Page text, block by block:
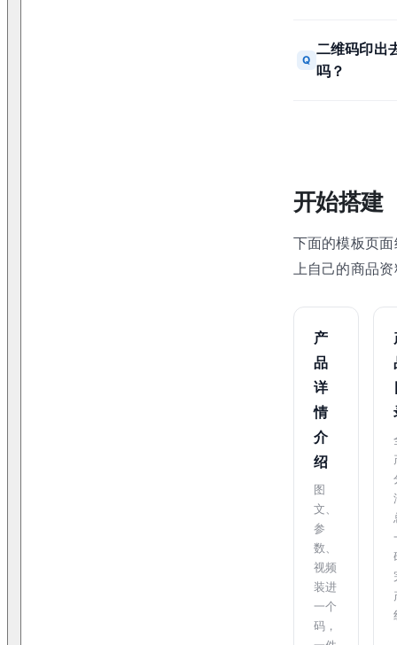
Q
二维码印出
吗？
开始搭建
下面的模板页
上自己的商品
产
品
详
情
介
绍
图
文、
参
数、
视频
装进
一个
码，